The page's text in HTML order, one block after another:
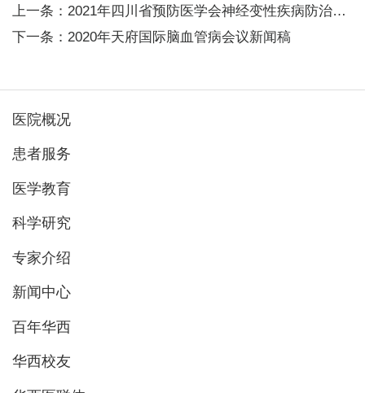
上一条：2021年四川省预防医学会神经变性疾病防治分会 暨西部帕金森防治联...
下一条：2020年天府国际脑血管病会议新闻稿
医院概况
患者服务
医学教育
科学研究
专家介绍
新闻中心
百年华西
华西校友